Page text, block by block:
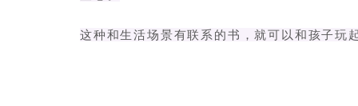
这种和生活场景有联系的书，就可以和孩子玩